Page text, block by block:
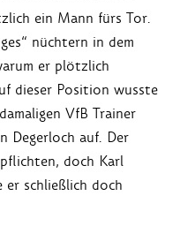
ein Mann fürs Tor.
nüchtern in dem
er plötzlich
dieser Position wusste
VfB Trainer
Degerloch auf. Der
doch Karl
er schließlich doch